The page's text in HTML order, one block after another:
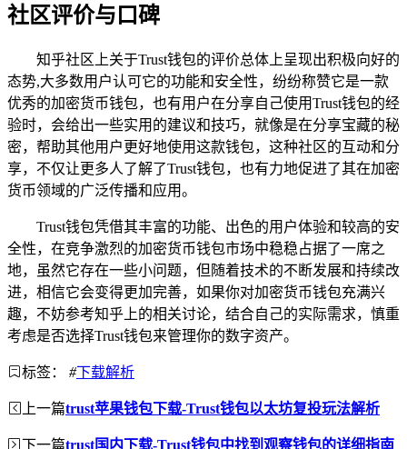
社区评价与口碑
知乎社区上关于Trust钱包的评价总体上呈现出积极向好的
态势,大多数用户认可它的功能和安全性，纷纷称赞它是一款
优秀的加密货币钱包，也有用户在分享自己使用Trust钱包的经
验时，会给出一些实用的建议和技巧，就像是在分享宝藏的秘
密，帮助其他用户更好地使用这款钱包，这种社区的互动和分
享，不仅让更多人了解了Trust钱包，也有力地促进了其在加密
货币领域的广泛传播和应用。
Trust钱包凭借其丰富的功能、出色的用户体验和较高的安
全性，在竞争激烈的加密货币钱包市场中稳稳占据了一席之
地，虽然它存在一些小问题，但随着技术的不断发展和持续改
进，相信它会变得更加完善，如果你对加密货币钱包充满兴
趣，不妨参考知乎上的相关讨论，结合自己的实际需求，慎重
考虑是否选择Trust钱包来管理你的数字资产。
标签： #下载解析
上一篇trust苹果钱包下载-Trust钱包以太坊复投玩法解析
下一篇trust国内下载-Trust钱包中找到观察钱包的详细指南